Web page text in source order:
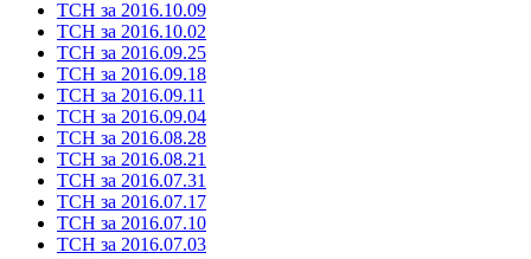
ТСН за 2016.10.09
ТСН за 2016.10.02
ТСН за 2016.09.25
ТСН за 2016.09.18
ТСН за 2016.09.11
ТСН за 2016.09.04
ТСН за 2016.08.28
ТСН за 2016.08.21
ТСН за 2016.07.31
ТСН за 2016.07.17
ТСН за 2016.07.10
ТСН за 2016.07.03